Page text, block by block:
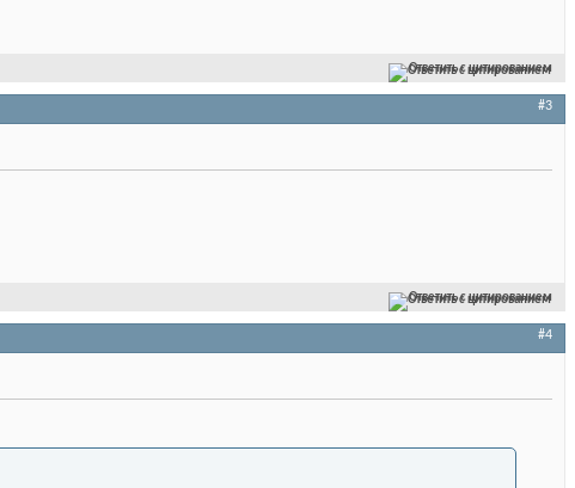
Ответить с цитированием
#3
Ответить с цитированием
#4